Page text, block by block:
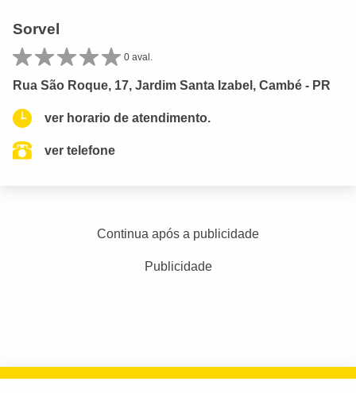
Sorvel
0 aval.
Rua São Roque, 17, Jardim Santa Izabel, Cambé - PR
ver horario de atendimento.
ver telefone
Continua após a publicidade
Publicidade